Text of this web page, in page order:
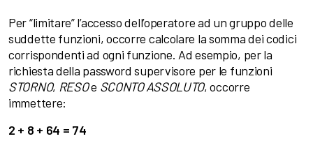
Per “limitare” l’accesso dell’operatore ad un gruppo delle
suddette funzioni, occorre calcolare la somma dei codici
corrispondenti ad ogni funzione. Ad esempio, per la
richiesta della password supervisore per le funzioni
STORNO, RESOe SCONTOASSOLUTO, occorre
immettere:
2 + 8 + 64 = 74